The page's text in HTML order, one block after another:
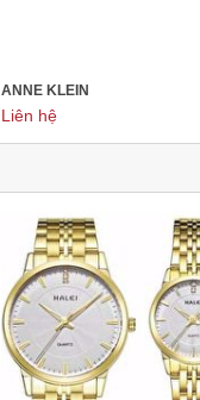
ANNE KLEIN
Liên hệ